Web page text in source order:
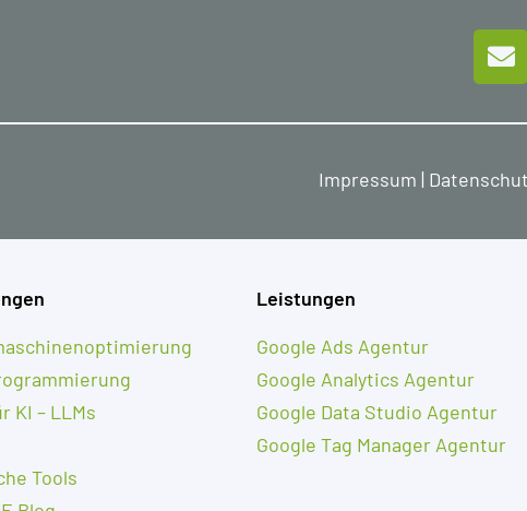
Impressum |
KI – LLMs
Tools
Leistungen
Google Ads Agentur
Google Analytics Agentur
Google Data Studio Agentur
Google Tag Manager Agentur